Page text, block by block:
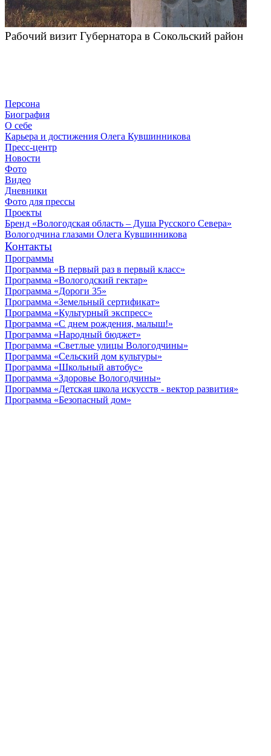
Рабочий визит Губернатора в Сокольский район
Персона
Биография
О себе
Карьера и достижения Олега Кувшинникова
Пресс-центр
Новости
Фото
Видео
Дневники
Фото для прессы
Проекты
Бренд «Вологодская область – Душа Русского Севера»
Вологодчина глазами Олега Кувшинникова
Контакты
Программы
Программа «В первый раз в первый класс»
Программа «Вологодский гектар»
Программа «Дороги 35»
Программа «Земельный сертификат»
Программа «Культурный экспресс»
Программа «С днем рождения, малыш!»
Программа «Народный бюджет»
Программа «Светлые улицы Вологодчины»
Программа «Сельский дом культуры»
Программа «Школьный автобус»
Программа «Здоровье Вологодчины»
Программа «Детская школа искусств - вектор развития»
Программа «Безопасный дом»